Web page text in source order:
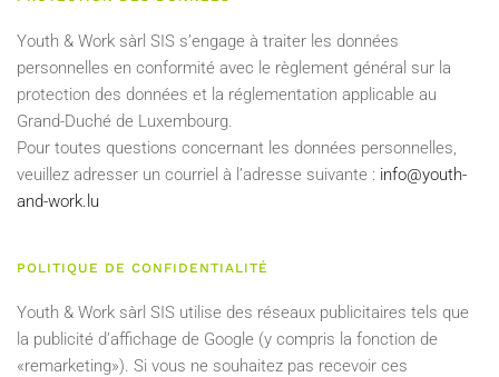
Youth & Work sàrl SIS s’engage à traiter les données
personnelles en conformité avec le règlement général sur la
protection des données et la réglementation applicable au
Grand-Duché de Luxembourg.
Pour toutes questions concernant les données personnelles,
veuillez adresser un courriel à l’adresse suivante : info@youth-
and-work.lu
POLITIQUE DE CONFIDENTIALITÉ
Youth & Work sàrl SIS utilise des réseaux publicitaires tels que
la publicité d’affichage de Google (y compris la fonction de
«remarketing»). Si vous ne souhaitez pas recevoir ces